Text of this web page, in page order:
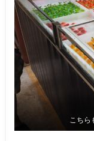
こちら